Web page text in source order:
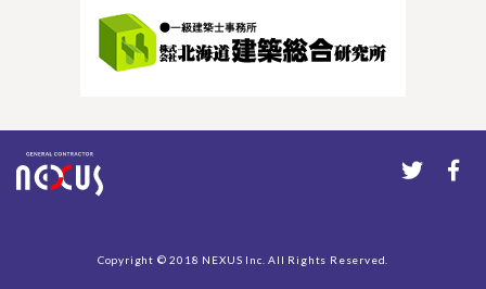
Copyright © 2018 NEXUS Inc. All Rights Reserved.